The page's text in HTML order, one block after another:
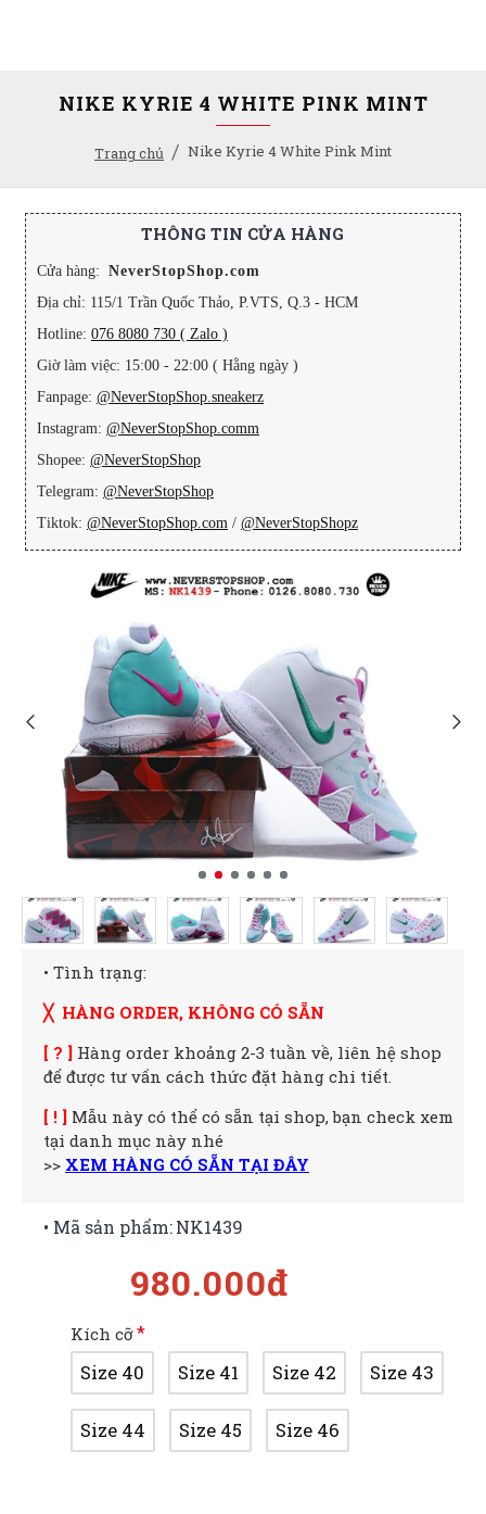
Trang chủ Nike Kyrie 4 White Pink Mint
NIKE KYRIE 4 WHITE PINK MINT
THÔNG TIN CỬA HÀNG
Cửa hàng: NeverStopShop.com
Địa chỉ: 115/1 Trần Quốc Thảo, P.VTS, Q.3 - HCM
Hotline: 076 8080 730 ( Zalo )
Giờ làm việc: 15:00 - 22:00 ( Hằng ngày )
Fanpage: @NeverStopShop.sneakerz
Instagram: @NeverStopShop.comm
Shopee: @NeverStopShop
Telegram: @NeverStopShop
Tiktok: @NeverStopShop.com / @NeverStopShopz
• Tình trạng:
╳ HÀNG ORDER, KHÔNG CÓ SẴN
[ ? ] Hàng order khoảng 2-3 tuần về, liên hệ shop
để được tư vấn cách thức đặt hàng chi tiết.
[ ! ] Mẫu này có thể có sẵn tại shop, bạn check xem
tại danh mục này nhé
>> XEM HÀNG CÓ SẴN TẠI ĐÂY
980.000đ
• Mã sản phẩm:NK1439
Kích cỡ
Size 40 Size 41 Size 42 Size 43
Size 44 Size 45 Size 46